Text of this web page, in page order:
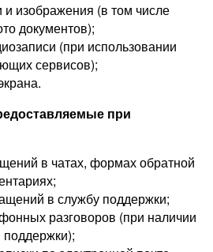
изображения (в том числе
документов);
(при использовании
сервисов);
при
в чатах, формах обратной
в службу поддержки;
разговоров (при наличии